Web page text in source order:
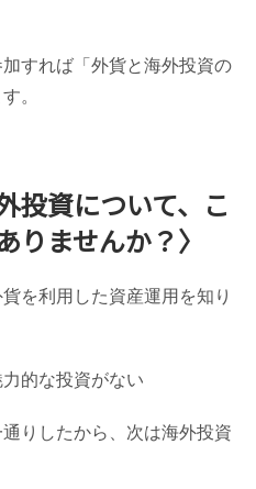
すれば「外貨と海外投資の
。
投資について、こ
りませんか？〉
を利用した資産運用を知り
的な投資がない
通りしたから、次は海外投資